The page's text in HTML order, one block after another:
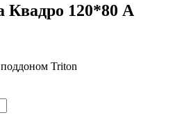
Квадро 120*80 А
Triton